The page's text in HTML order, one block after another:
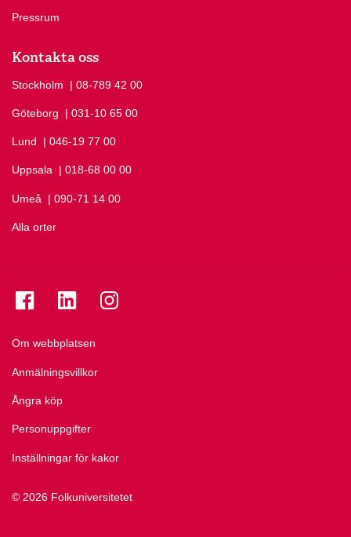
Pressrum
Kontakta oss
Stockholm Ring Stockholm på
| 08-789 42 00
Göteborg Ring Göteborg på
| 031-10 65 00
Lund Ring Lund på
| 046-19 77 00
Uppsala Ring Uppsala på
| 018-68 00 00
Umeå Ring Umeå på
| 090-71 14 00
Alla orter
© 2026 Folkuniversitetet
Om webbplatsen
Anmälningsvillkor
Ångra köp
Personuppgifter
Inställningar för kakor
Se folkuniversitetet på Facebook
Se folkuniversitetet på LinkedIn